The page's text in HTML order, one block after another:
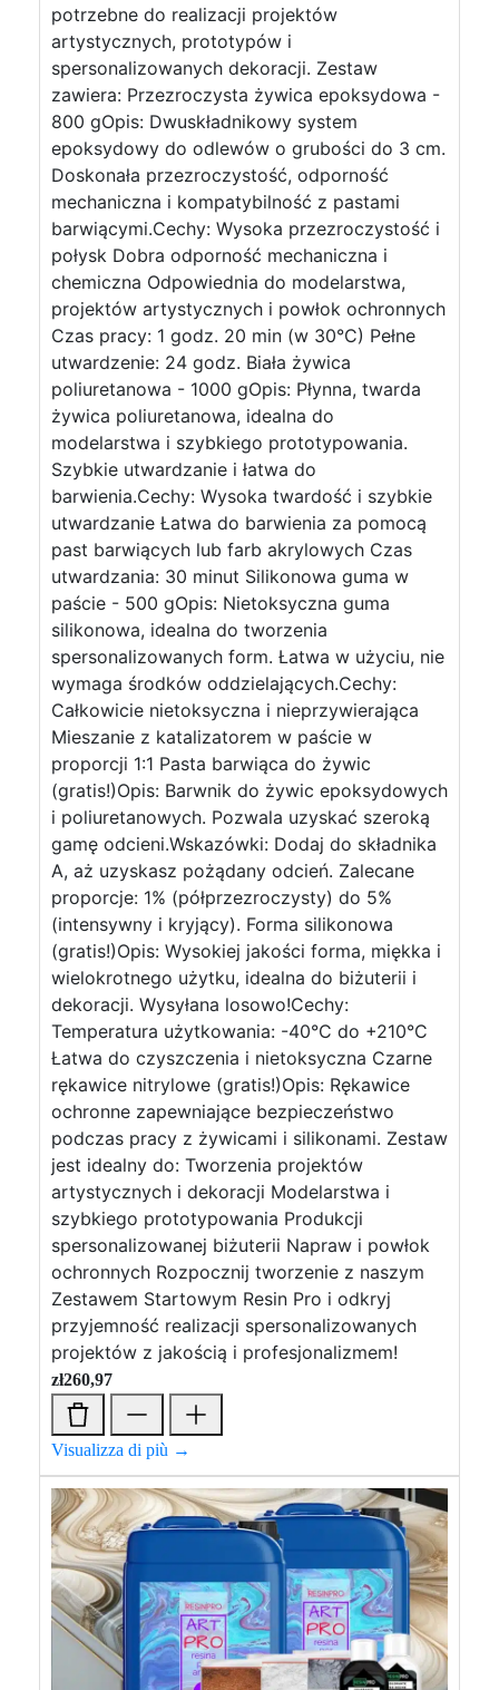
potrzebne do realizacji projektów
artystycznych, prototypów i
spersonalizowanych dekoracji. Zestaw
zawiera: Przezroczysta żywica epoksydowa -
800 gOpis: Dwuskładnikowy system
epoksydowy do odlewów o grubości do 3 cm.
Doskonała przezroczystość, odporność
mechaniczna i kompatybilność z pastami
barwiącymi.Cechy: Wysoka przezroczystość i
połysk Dobra odporność mechaniczna i
chemiczna Odpowiednia do modelarstwa,
projektów artystycznych i powłok ochronnych
Czas pracy: 1 godz. 20 min (w 30°C) Pełne
utwardzenie: 24 godz. Biała żywica
poliuretanowa - 1000 gOpis: Płynna, twarda
żywica poliuretanowa, idealna do
modelarstwa i szybkiego prototypowania.
Szybkie utwardzanie i łatwa do
barwienia.Cechy: Wysoka twardość i szybkie
utwardzanie Łatwa do barwienia za pomocą
past barwiących lub farb akrylowych Czas
utwardzania: 30 minut Silikonowa guma w
paście - 500 gOpis: Nietoksyczna guma
silikonowa, idealna do tworzenia
spersonalizowanych form. Łatwa w użyciu, nie
wymaga środków oddzielających.Cechy:
Całkowicie nietoksyczna i nieprzywierająca
Mieszanie z katalizatorem w paście w
proporcji 1:1 Pasta barwiąca do żywic
(gratis!)Opis: Barwnik do żywic epoksydowych
i poliuretanowych. Pozwala uzyskać szeroką
gamę odcieni.Wskazówki: Dodaj do składnika
A, aż uzyskasz pożądany odcień. Zalecane
proporcje: 1% (półprzezroczysty) do 5%
(intensywny i kryjący). Forma silikonowa
(gratis!)Opis: Wysokiej jakości forma, miękka i
wielokrotnego użytku, idealna do biżuterii i
dekoracji. Wysyłana losowo!Cechy:
Temperatura użytkowania: -40°C do +210°C
Łatwa do czyszczenia i nietoksyczna Czarne
rękawice nitrylowe (gratis!)Opis: Rękawice
ochronne zapewniające bezpieczeństwo
podczas pracy z żywicami i silikonami. Zestaw
jest idealny do: Tworzenia projektów
artystycznych i dekoracji Modelarstwa i
szybkiego prototypowania Produkcji
spersonalizowanej biżuterii Napraw i powłok
ochronnych Rozpocznij tworzenie z naszym
Zestawem Startowym Resin Pro i odkryj
przyjemność realizacji spersonalizowanych
projektów z jakością i profesjonalizmem!
zł260,97
Visualizza di più →